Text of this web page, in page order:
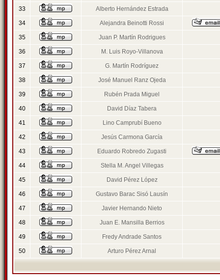
33 Alberto Hernández Estrada
34 Alejandra Beinotti Rossi
35 Juan P. Martín Rodrigues
36 M. Luis Royo-Villanova
37 G. Martín Rodríguez
38 José Manuel Ranz Ojeda
39 Rubén Prada Miguel
40 David Díaz Tabera
41 Lino Camprubí Bueno
42 Jesús Carmona García
43 Eduardo Robredo Zugasti
44 Stella M. Angel Villegas
45 David Pérez López
46 Gustavo Barac Sisó Lausín
47 Javier Hernando Nieto
48 Juan E. Mansilla Berrios
49 Fredy Andrade Santos
50 Arturo Pérez Arnal